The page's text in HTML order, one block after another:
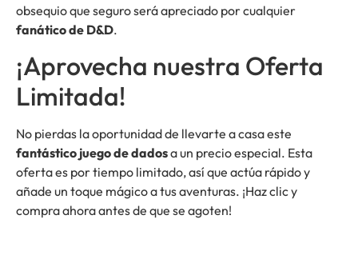
obsequio que seguro será apreciado por cualquier
fanático de D&D.
¡Aprovecha nuestra Oferta
Limitada!
No pierdas la oportunidad de llevarte a casa este
fantástico juego de dadosa un precio especial. Esta
oferta es por tiempo limitado, así que actúa rápido y
añade un toque mágico a tus aventuras. ¡Haz clic y
compra ahora antes de que se agoten!